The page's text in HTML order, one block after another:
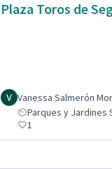
Plaza Toros de
Vanessa Salmerón
Parques y Jardines
1